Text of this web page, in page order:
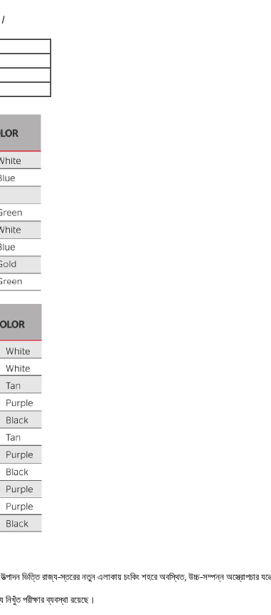
ভিত্তি রাজ্য-স্তরের নতুন এলাকায় চংকিং শহরে অবস্থিত, উচ্চ-সম্পন্ন অস্ত্রোপচার
পরীক্ষার ব্যবস্থা রয়েছে।